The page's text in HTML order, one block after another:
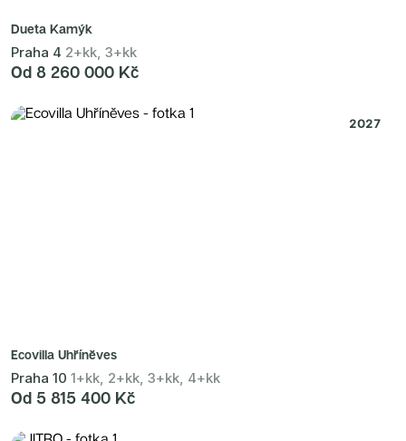
Dueta Kamýk
Praha 4 2+kk, 3+kk
Od 8 260 000 Kč
2027
Ecovilla Uhříněves
Praha 10 1+kk, 2+kk, 3+kk, 4+kk
Od 5 815 400 Kč